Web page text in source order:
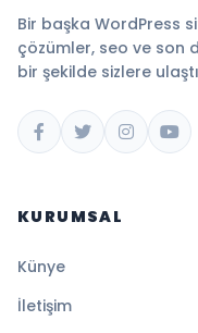
Bir başka WordPress
çözümler, seo ve son
bir şekilde sizlere
KURUMSAL
Künye
İletişim